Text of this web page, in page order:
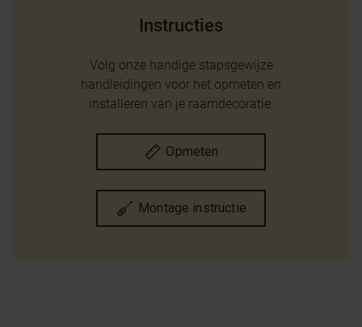
Instructies
Volg onze handige stapsgewijze
handleidingen voor het opmeten en
installeren van je raamdecoratie.
Opmeten
Montage instructie